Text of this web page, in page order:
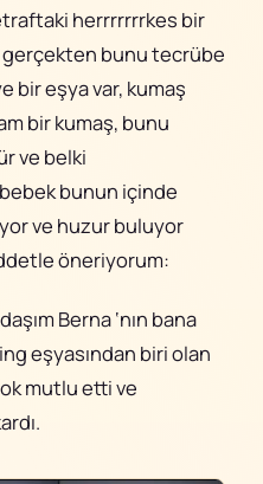
herrrrrrrkes bir
bunu tecrübe
bir eşya var, kumaş
bir kumaş, bunu
ve belki
bunun içinde
ve huzur buluyor
öneriyorum:
Berna ‘nın bana
eşyasından biri olan
mutlu etti ve